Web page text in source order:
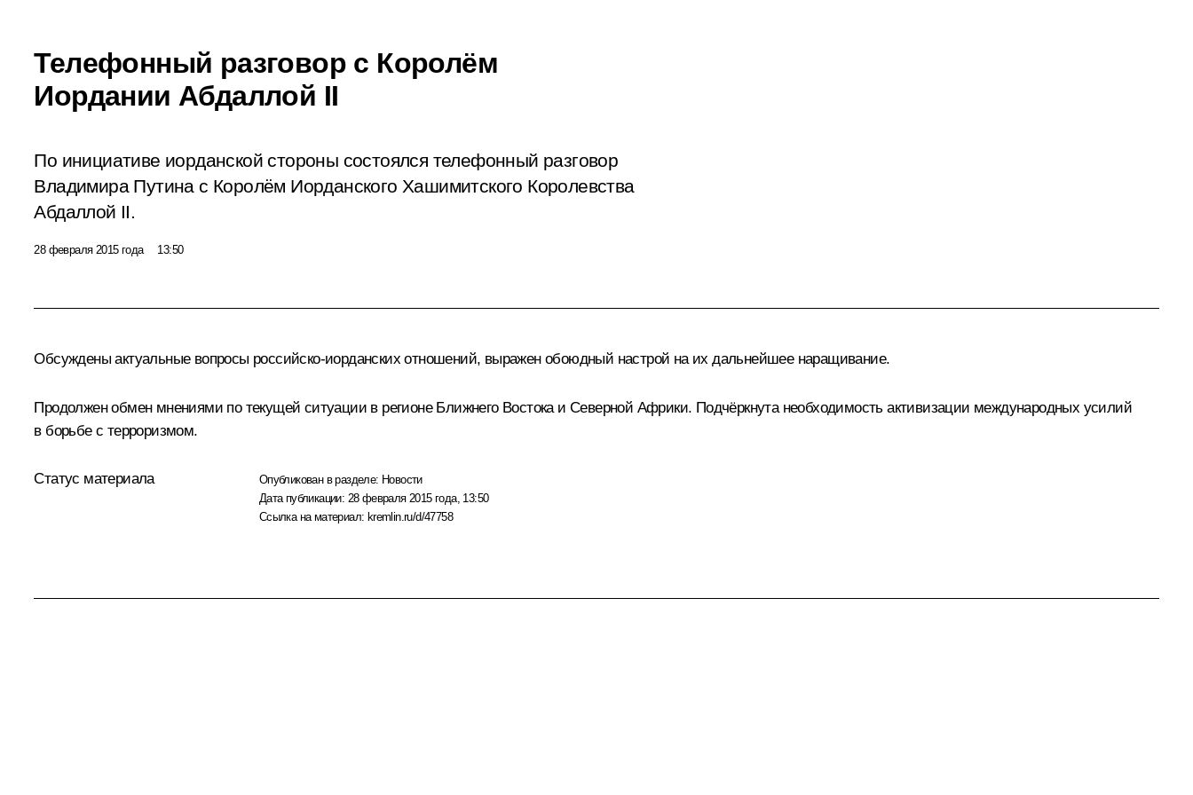
Телефонный разговор с Королём
Иордании Абдаллой II
По инициативе иорданской стороны состоялся телефонный разговор
Владимира Путина с Королём Иорданского Хашимитского Королевства
Абдаллой II.
28 февраля 2015 года 13:50
Обсуждены актуальные вопросы российско-иорданских отношений, выражен обоюдный настрой на их дальнейшее наращивание.
Продолжен обмен мнениями по текущей ситуации в регионе Ближнего Востока и Северной Африки. Подчёркнута необходимость активизации международных усилий
в борьбе с терроризмом.
Статус материала Опубликован в разделе: Новости
Дата публикации: 28 февраля 2015 года, 13:50
Ссылка на материал: kremlin.ru/d/47758